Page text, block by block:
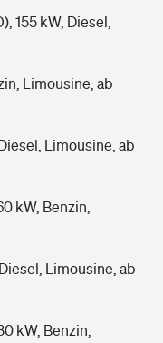
155 kW, Diesel,
Limousine, ab
Limousine, ab
kW, Benzin,
Limousine, ab
kW, Benzin,